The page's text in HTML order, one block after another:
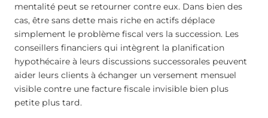
mentalité peut se retourner contre eux. Dans bien des
cas, être sans dette mais riche en actifs déplace
simplement le problème fiscal vers la succession. Les
conseillers financiers qui intègrent la planification
hypothécaire à leurs discussions successorales peuvent
aider leurs clients à échanger un versement mensuel
visible contre une facture fiscale invisible bien plus
petite plus tard.